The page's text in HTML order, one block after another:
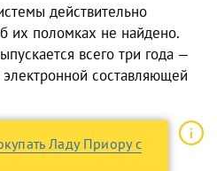
действительно
их поломках не найдено.
всего три года —
составляющей
Ладу Приору с